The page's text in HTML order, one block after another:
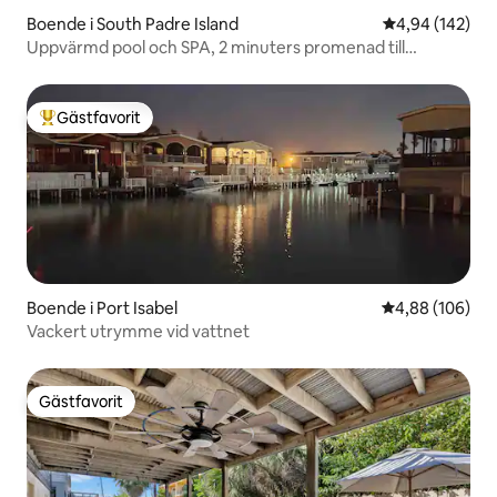
Boende i South Padre Island 4,94 av 5 i
4,94 (142)
Uppvärmd pool och SPA, 2 minuters promenad till
Populär gästfavorit
Gästfavorit
Boende i Port Isabel 4,88 av 5 i
4,88 (106)
Vackert utrymme vid vattnet
Gästfavorit
Gästfavorit